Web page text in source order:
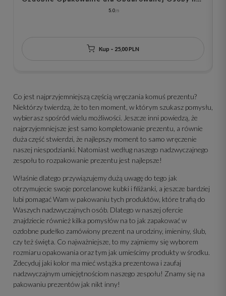
5.0
Kup – 25,00 PLN
Co jest najprzyjemniejszą częścią wręczania komuś prezentu?
Niektórzy twierdzą, że to ten moment, w którym szukasz pomysłu,
wybierasz spośród wielu możliwości. Jeszcze inni powiedzą, że
najprzyjemniejsze jest samo kompletowanie prezentu, a równie
duża część stwierdzi, że najlepszy moment to samo wręczenie
naszej niespodzianki. Natomiast według naszego nadzwyczajnego
zespołu to rozpakowanie prezentu jest najlepsze!
Właśnie dlatego przywiązujemy dużą uwagę do tego jak
otrzymujecie swoje porcelanowe kubki i filiżanki, a jeszcze bardziej
lubi pomagać Wam w pakowaniu tych produktów, które trafią do
Waszych nadzwyczajnych osób. Dlatego w naszej ofercie
znajdziecie również kilka pomysłów na to jak zapakować w
ozdobne pudełko zamówiony prezent na urodziny, imieniny, ślub,
czy też święta. Co najważniejsze, to my zajmiemy się wyborem
rozmiaru opakowania oraz tym jak umieścimy produkty w środku.
Zdecyduj jaki kolor ma mieć wstążka prezentowa i zaufaj
nadzwyczajnym umiejętnościom naszego zespołu! Znamy się na
pakowaniu prezentów jak nikt inny!